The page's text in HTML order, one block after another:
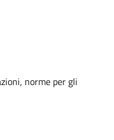
norme per gli